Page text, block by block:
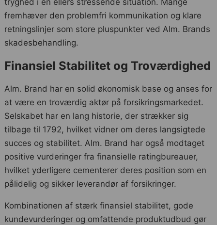
tryghed i en ellers stressende situation. Mange
fremhæver den problemfri kommunikation og klare
retningslinjer som store pluspunkter ved Alm. Brands
skadesbehandling.
Finansiel Stabilitet og Troværdighed
Alm. Brand har en solid økonomisk base og anses for
at være en troværdig aktør på forsikringsmarkedet.
Selskabet har en lang historie, der strækker sig
tilbage til 1792, hvilket vidner om deres langsigtede
succes og stabilitet. Alm. Brand har også modtaget
positive vurderinger fra finansielle ratingbureauer,
hvilket yderligere cementerer deres position som en
pålidelig og sikker leverandør af forsikringer.
Kombinationen af stærk finansiel stabilitet, gode
kundevurderinger og omfattende produktudbud gør